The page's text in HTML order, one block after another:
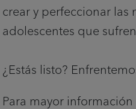
crear y perfeccionar las
adolescentes que
¿Estás listo?
Para mayor